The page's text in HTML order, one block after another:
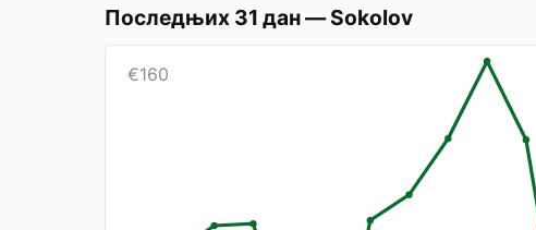
Последњих 31 дан—Sokolov
€160